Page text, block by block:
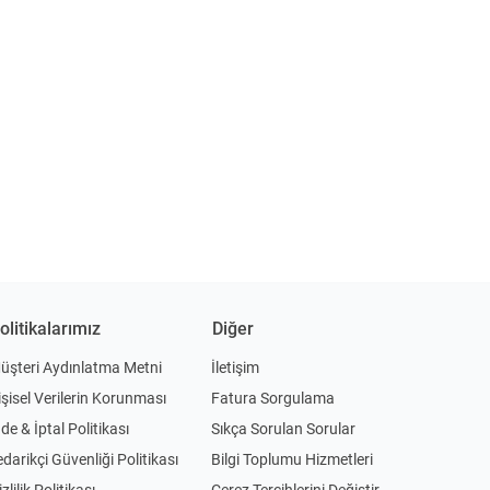
Aydınlatma Metni
Verilerin Korunması
& İptal Politikası
Güvenliği Politikası
Diğer
İletişim
Fatura Sorgulama
Sıkça Sorulan Sorular
Bilgi Toplumu Hizmetleri